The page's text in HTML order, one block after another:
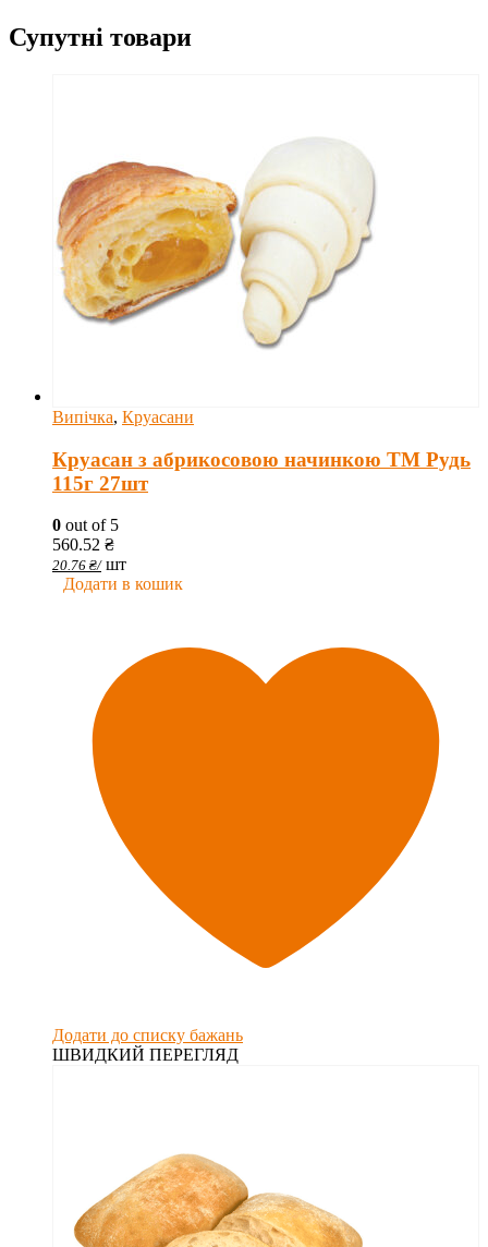
Супутні товари
Випічка, Круасани
Круасан з абрикосовою начинкою ТМ Рудь
115г 27шт
0 out of 5
560.52 ₴
20.76 ₴/ шт
Додати в кошик
Додати до списку бажань
ШВИДКИЙ ПЕРЕГЛЯД